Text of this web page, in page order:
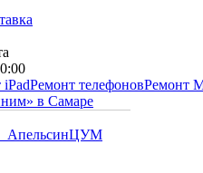
iPadРемонт телефоновРемонт
ЦУМ